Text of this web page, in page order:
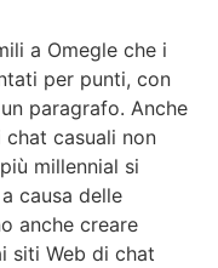
a Omegle che i
per punti, con
paragrafo. Anche
casuali non
millennial si
causa delle
anche creare
siti Web di chat